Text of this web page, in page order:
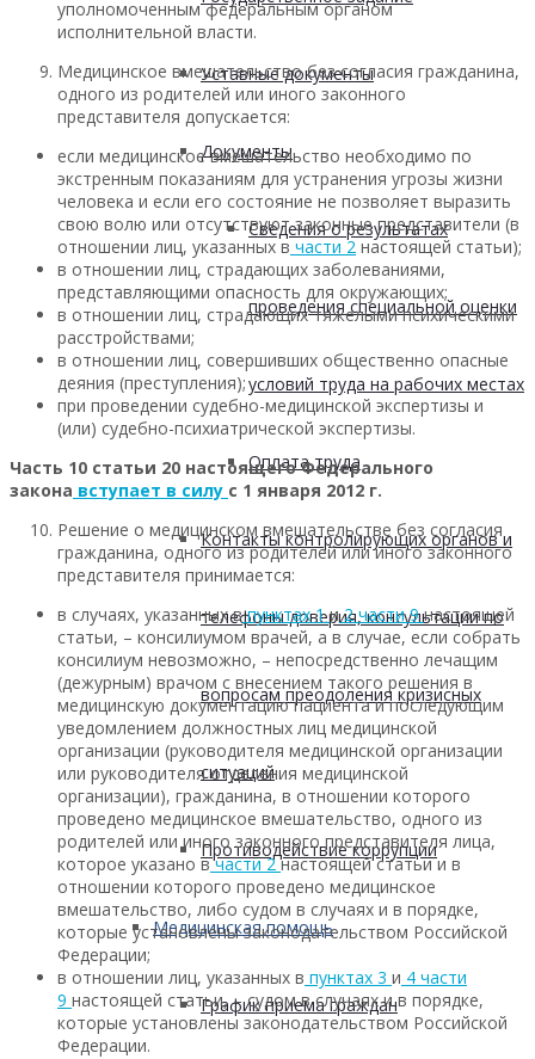
Уставные документы
Документы
Сведения о результатах
проведения специальной оценки
условий труда на рабочих местах
Оплата труда
Контакты контролирующих органов и
телефоны доверия, консультации по
вопросам преодоления кризисных
ситуаций
Противодействие коррупции
Медицинская помощь
График приема граждан
уполномоченным федеральным органом
исполнительной власти.
Медицинское вмешательство без согласия гражданина,
одного из родителей или иного законного
представителя допускается:
если медицинское вмешательство необходимо по
экстренным показаниям для устранения угрозы жизни
человека и если его состояние не позволяет выразить
свою волю или отсутствуют законные представители (в
отношении лиц, указанных в части 2 настоящей статьи);
в отношении лиц, страдающих заболеваниями,
представляющими опасность для окружающих;
в отношении лиц, страдающих тяжелыми психическими
расстройствами;
в отношении лиц, совершивших общественно опасные
деяния (преступления);
при проведении судебно-медицинской экспертизы и
(или) судебно-психиатрической экспертизы.
Часть 10 статьи 20 настоящего Федерального
закона вступает в силу с 1 января 2012 г.
Решение о медицинском вмешательстве без согласия
гражданина, одного из родителей или иного законного
представителя принимается:
в случаях, указанных впунктах 1и2 части 9настоящей
статьи, – консилиумом врачей, а в случае, если собрать
консилиум невозможно, – непосредственно лечащим
(дежурным) врачом с внесением такого решения в
медицинскую документацию пациента и последующим
уведомлением должностных лиц медицинской
организации (руководителя медицинской организации
или руководителя отделения медицинской
организации), гражданина, в отношении которого
проведено медицинское вмешательство, одного из
родителей или иного законного представителя лица,
которое указано вчасти 2настоящей статьи и в
отношении которого проведено медицинское
вмешательство, либо судом в случаях и в порядке,
которые установлены законодательством Российской
Федерации;
в отношении лиц, указанных в пунктах 3 и 4 части
9 настоящей статьи, – судом в случаях и в порядке,
которые установлены законодательством Российской
Федерации.